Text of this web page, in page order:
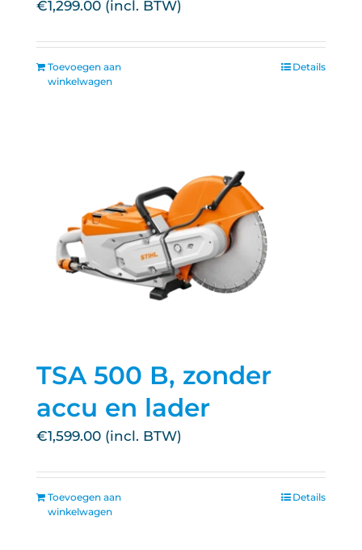
€1,299.00
Toevoegen aan
winkelwagen
Details
TSA 500 B, zonder
accu en lader
€1,599.00
Toevoegen aan
winkelwagen
Details